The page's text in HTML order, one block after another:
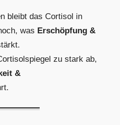
bleibt das Cortisol in
was Erschöpfung &
zu stark ab,
&